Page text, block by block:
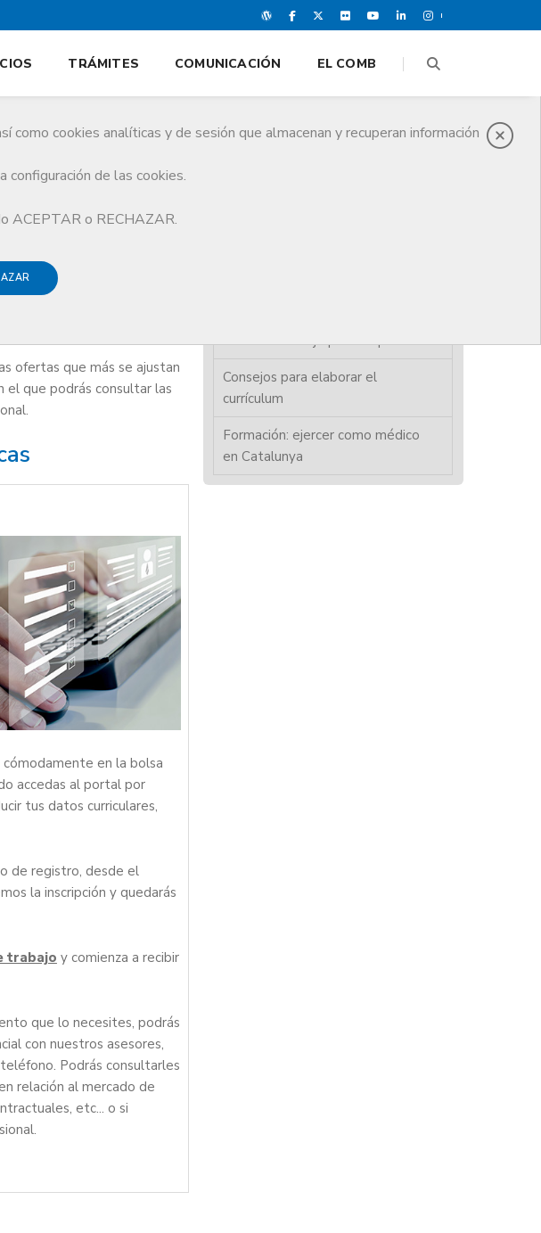
cookies analíticas y de sesión que almacenan y recuperan información
configuración de las cookies.
ACEPTAR o RECHAZAR.
TRÁMITES COMUNICACIÓN EL COMB
ofertas que más se ajustan
que podrás consultar las
en la bolsa
accedas al portal por
tus datos curriculares,
de registro, desde el
la inscripción y quedarás
trabajo y comienza a recibir
que lo necesites, podrás
con nuestros asesores,
Podrás consultarles
relación al mercado de
etc... o si
Bolsa de trabajo para Empresas
Consejos para elaborar el
currículum
Formación: ejercer como médico
en Catalunya